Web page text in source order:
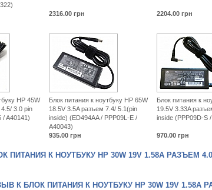
2316.00 грн 2204.00 грн
HP 45W
3.0 pin
/ A40141)
Блок питания к ноутбуку HP 65W
18.5V 3.5A разъем 7.4/ 5.1(pin
inside) (ED494AA / PPP09L-Е /
A40043)
Блок питания к
19.5V 3.33A
inside (PPP09D-S
935.00 грн 970.00 грн
К НОУТБУКУ HP 30W 19V 1.58A РАЗЪЕМ 4.0/
К БЛОК ПИТАНИЯ К НОУТБУКУ HP 30W 19V 1.58A